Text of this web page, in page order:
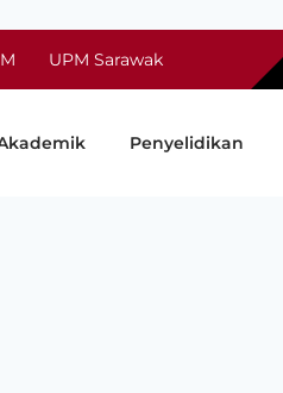
UPM Sarawak
Penyelidikan